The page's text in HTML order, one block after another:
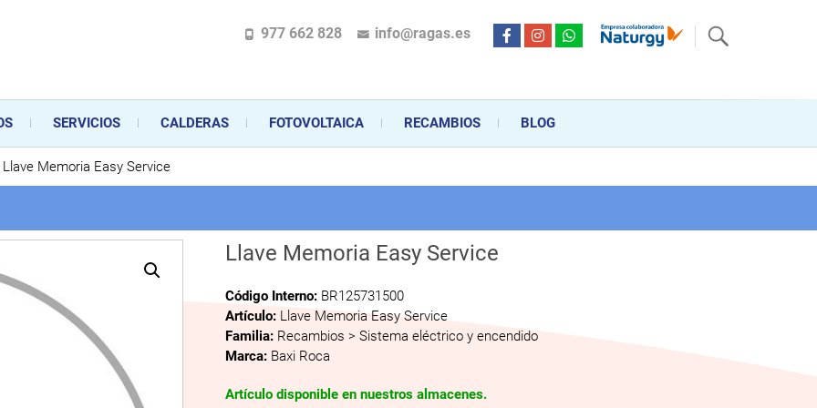
en la instalación, comercialización y mantenimiento de gas y electricidad desde hace más de 20 años . Acompañamos al cliente
aparatos de gas, climatización o electrodomésticos, desde el asesoramiento personalizado en la venta, montaje y reparación, hasta la
977 662 828 info@ragas.es
SERVICIOS CALDERAS FOTOVOLTAICA RECAMBIOS BLOG
Llave Memoria Easy Service
Llave Memoria Easy Service
Código Interno: BR125731500
Artículo: Llave Memoria Easy Service
Familia: Recambios > Sistema eléctrico y encendido
Marca: Baxi Roca
Artículo disponible en nuestros almacenes.